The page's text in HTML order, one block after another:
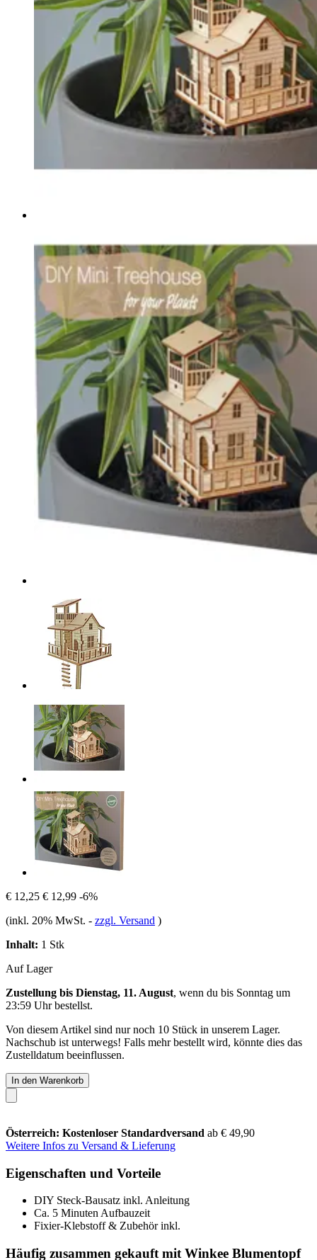
€ 12,25 € 12,99 -6%
(inkl. 20% MwSt. - zzgl. Versand )
Inhalt: 1 Stk
Auf Lager
Zustellung bis Dienstag, 11. August, wenn du bis Sonntag um
23:59 Uhrbestellst.
Von diesem Artikel sind nur noch 10 Stück in unserem Lager.
Nachschub ist unterwegs! Falls mehr bestellt wird, könnte dies das
Zustelldatum beeinflussen.
In den Warenkorb
Österreich: Kostenloser Standardversand ab € 49,90
Weitere Infos zu Versand & Lieferung
Eigenschaften und Vorteile
DIY Steck-Bausatz inkl. Anleitung
Ca. 5 Minuten Aufbauzeit
Fixier-Klebstoff & Zubehör inkl.
Häufig zusammen gekauft mit Winkee Blumentopf